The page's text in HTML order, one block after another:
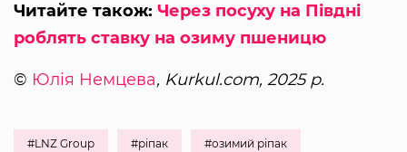
Читайте також: Через посуху на Півдні
роблять ставку на озиму пшеницю
© Юлія Немцева, Kurkul.com, 2025 р.
#LNZ Group #ріпак #озимий ріпак